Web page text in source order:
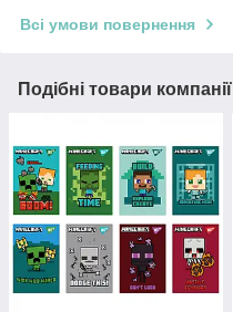
Всі умови повернення
Подібні товари компанії